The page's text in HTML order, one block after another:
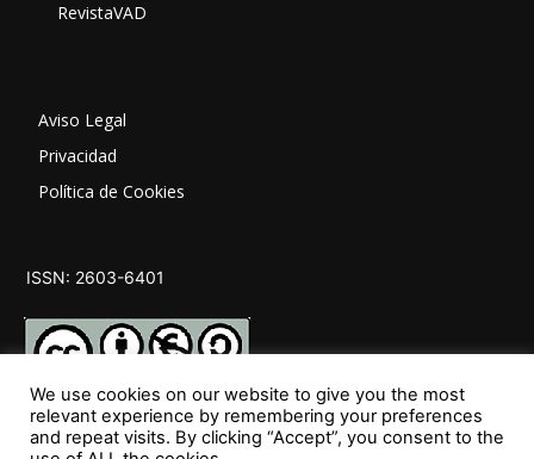
RevistaVAD
Aviso Legal
Privacidad
Política de Cookies
ISSN: 2603-6401
SÍGUENOS
We use cookies on our website to give you the most
relevant experience by remembering your preferences
and repeat visits. By clicking “Accept”, you consent to the